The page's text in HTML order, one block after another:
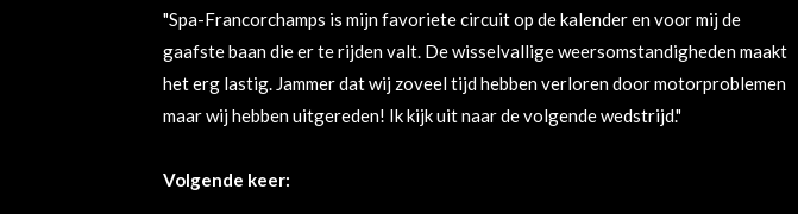
"Spa-Francorchamps is mijn favoriete circuit op de kalender en voor mij de
gaafste baan die er te rijden valt. De wisselvallige weersomstandigheden maakt
het erg lastig. Jammer dat wij zoveel tijd hebben verloren door motorproblemen
maar wij hebben uitgereden! Ik kijk uit naar de volgende wedstrijd."
Volgende keer: